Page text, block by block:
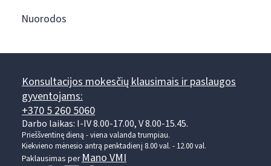
Nuorodos
Konsultacijos mokesčių klausimais ir paslaugos
gyventojams:
+370 5 260 5060
Darbo laikas: I-IV 8.00-17.00, V 8.00-15.45.
Prieššventinę dieną - viena valanda trumpiau.
Kiekvieno mėnesio antrą penktadienį 8.00 val. - 12.00 val.
Paklausimas per Mano VMI